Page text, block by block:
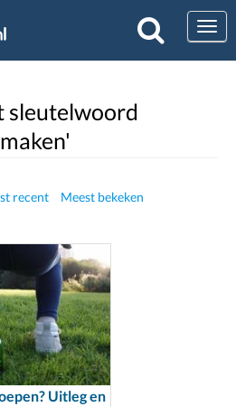
sleutelwoord
recent Meest bekeken
Uitleg en